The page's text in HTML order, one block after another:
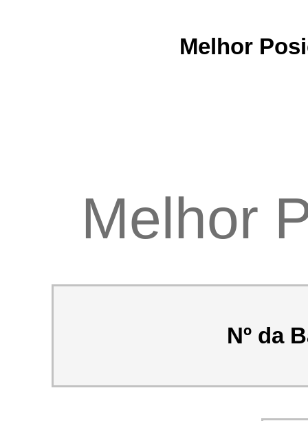
Melhor
Melhor
Nº da